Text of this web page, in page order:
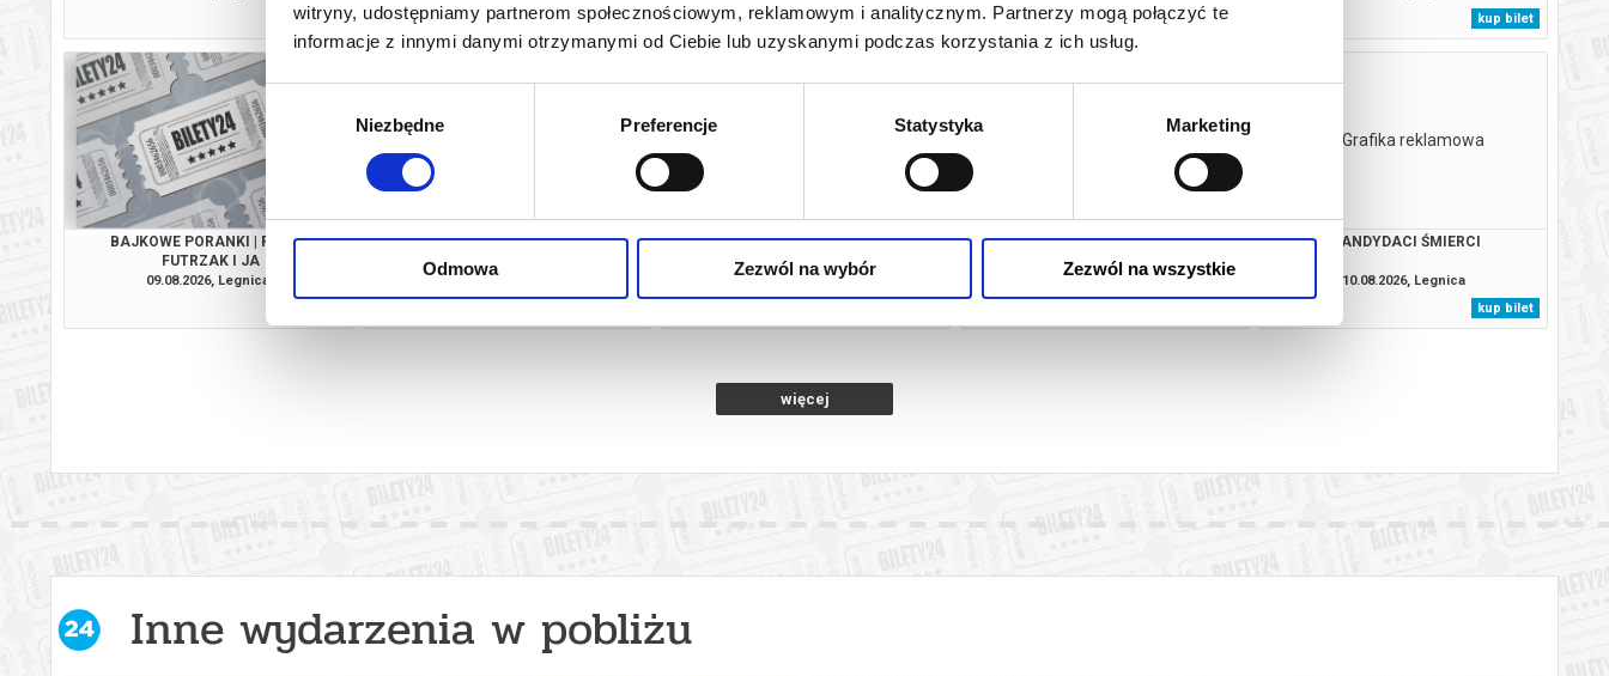
witryny, udostępniamy partnerom społecznościowym, reklamowym i analitycznym. Partnerzy mogą połączyć te
informacje z innymi danymi otrzymanymi od Ciebie lub uzyskanymi podczas korzystania z ich usług.
zgody
Niezbędne Preferencje Statystyka Marketing
Odmowa Zezwól na wybór Zezwól na wszystkie
kup bilet
info
kup bilet
kup bilet
kup bilet
BAJKOWE PORANKI | FLEAK.
FUTRZAK I JA
09.08.2026, Legnica
DO UTRATY TCHU | POKAZ
09.08.2026, Legnica
PEJZAŻ W KOLORZE SEPII
09.08.2026, Legnica
MŁODY WASZYNGTON
09.08.2026, Legnica
KANDYDACI ŚMIERCI
10.08.2026, Legnica
kup bilet
więcej
Inne wydarzenia w pobliżu